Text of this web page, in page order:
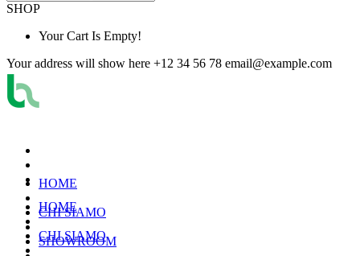
SHOP
Your Cart Is Empty!
Your address will show here +12 34 56 78 email@example.com
HOME
CHI SIAMO
HOME
CHI SIAMO
SHOWROOM